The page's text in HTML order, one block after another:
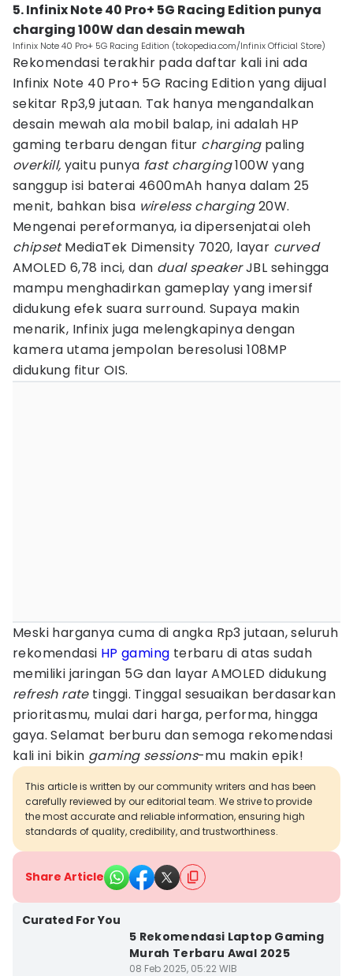
5. Infinix Note 40 Pro+ 5G Racing Edition punya
charging 100W dan desain mewah
Infinix Note 40 Pro+ 5G Racing Edition (tokopedia.com/Infinix Official Store)
Rekomendasi terakhir pada daftar kali ini ada
Infinix Note 40 Pro+ 5G Racing Edition yang dijual
sekitar Rp3,9 jutaan. Tak hanya mengandalkan
desain mewah ala mobil balap, ini adalah HP
gaming terbaru dengan fitur chargingpaling
overkill, yaitu punya fast charging100W yang
sanggup isi baterai 4600mAh hanya dalam 25
menit, bahkan bisa wireless charging20W.
Mengenai pereformanya, ia dipersenjatai oleh
chipsetMediaTek Dimensity 7020, layar curved
AMOLED 6,78 inci, dan dual speakerJBL sehingga
mampu menghadirkan gameplay yang imersif
didukung efek suara surround. Supaya makin
menarik, Infinix juga melengkapinya dengan
kamera utama jempolan beresolusi 108MP
didukung fitur OIS.
Meski harganya cuma di angka Rp3 jutaan, seluruh
rekomendasi HP gaming terbaru di atas sudah
memiliki jaringan 5G dan layar AMOLED didukung
refresh ratetinggi. Tinggal sesuaikan berdasarkan
prioritasmu, mulai dari harga, performa, hingga
gaya. Selamat berburu dan semoga rekomendasi
kali ini bikin gaming sessions-mu makin epik!
This article is written by our community writers and has been
carefully reviewed by our editorial team. We strive to provide
the most accurate and reliable information, ensuring high
standards of quality, credibility, and trustworthiness.
Share Article
Curated For You
5 Rekomendasi Laptop Gaming
Murah Terbaru Awal 2025
08 Feb 2025, 05:22 WIB